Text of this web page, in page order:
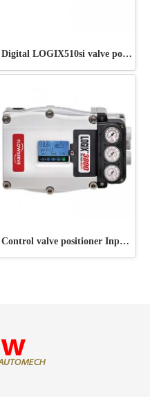
Digital LOGIX510si valve positioner
Control valve positioner Input 4-20mA DC Logix 3800 series